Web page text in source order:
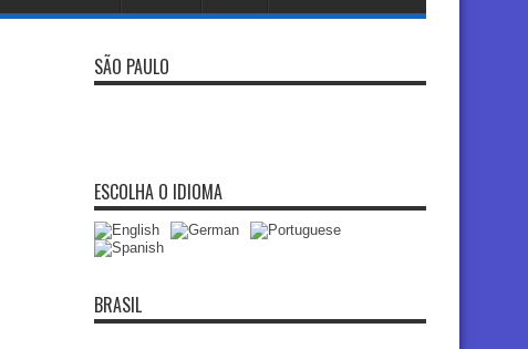
SÃO PAULO
ESCOLHA O IDIOMA
BRASIL